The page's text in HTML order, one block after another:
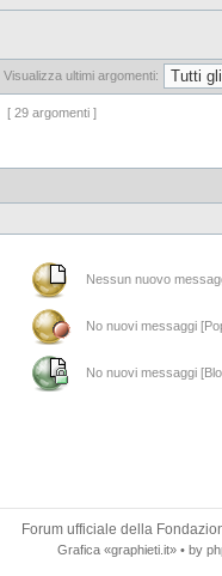
Visualizza ultimi argomenti:
[ 29 argomenti ]
Nessun nuovo
No nuovi messaggi
No nuovi messaggi
Forum ufficiale della
Grafica «graphieti.it» • by